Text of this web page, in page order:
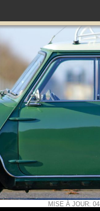
MISE À JOUR: